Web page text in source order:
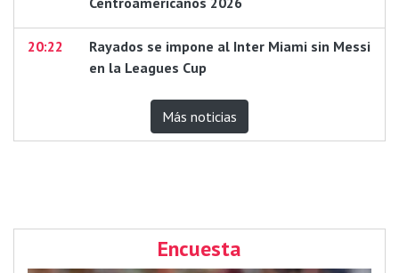
20:22
Rayados se impone al Inter Miami sin Messi
en la Leagues Cup
Más noticias
Encuesta